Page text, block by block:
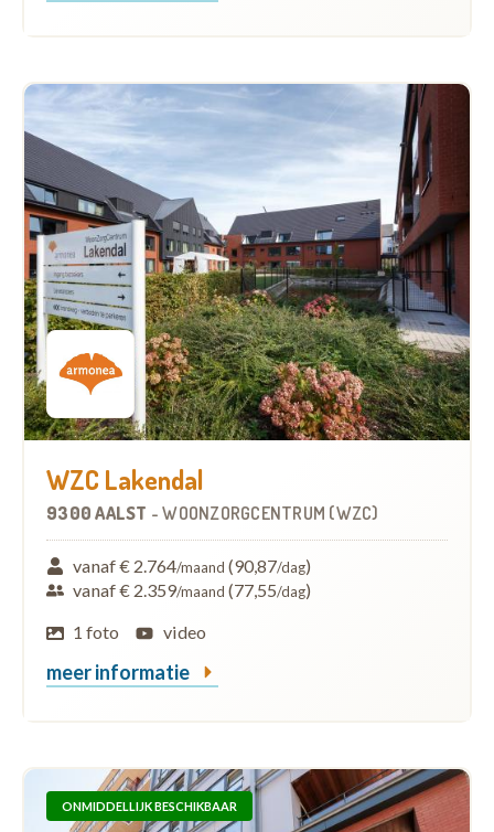
WZC Lakendal
9300 AALST -WOONZORGCENTRUM (WZC)
vanaf € 2.764/maand (90,87/dag)
vanaf € 2.359/maand (77,55/dag)
1 foto
video
meer informatie
ONMIDDELLIJK BESCHIKBAAR